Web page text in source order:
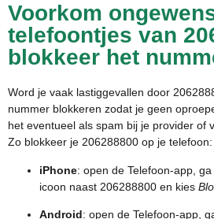
Voorkom
telefoontjes van
blokkeer het
Word je vaak lastiggevallen door
nummer blokkeren zodat je geen
het eventueel als spam bij je provider of
Zo blokkeer je 206288800 op je telefoon:
iPhone: open de Telefoon-app,
icoon naast 206288800 en kies
Android: open de Telefoon-app,